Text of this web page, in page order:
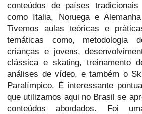
conteúdos de países tradicionais
como Italia, Noruega e
Tivemos aulas teóricas e
temáticas como, metodologia
crianças e jovens,
clássica e skating, treinamento
análises de vídeo, e também o
Paralímpico. É interessante
que utilizamos aqui no Brasil se
conteúdos abordados. Foi